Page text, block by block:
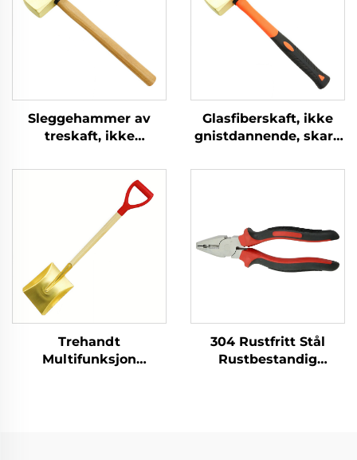
Sleggehammer av
treskaft, ikke
messingkobber, tysk
type, for bruk i
eksplosjonsfarlige
miljøer
Glasfiberskaft, ikke
gnistdannende, skarp
sleggehammer av
eksplosive miljøer
Trehandt
Multifunksjon
304 Rustfritt Stål
Rustbestandig